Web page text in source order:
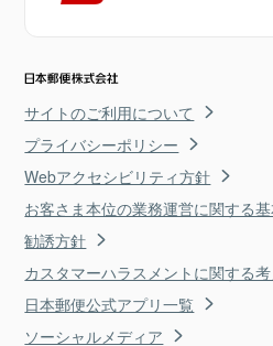
サイトのご利用について
プライバシーポリシー
Webアクセシビリティ方針
お客さま本位の業務運営に関する
勧誘方針
カスタマーハラスメントに関する
日本郵便公式アプリ一覧
ソーシャルメディア